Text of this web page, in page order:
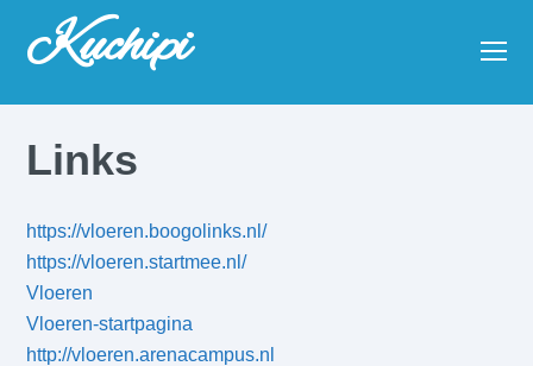
Kuchipi
Links
https://vloeren.boogolinks.nl/
https://vloeren.startmee.nl/
Vloeren
Vloeren-startpagina
http://vloeren.arenacampus.nl